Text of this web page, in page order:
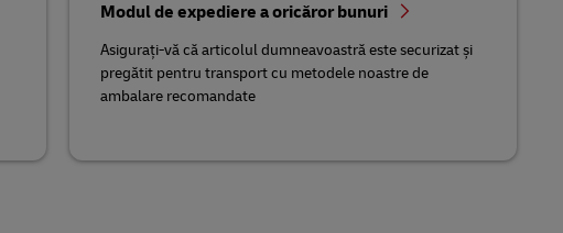
Modul de expediere a oricăror bunuri
Asigurați-vă că articolul dumneavoastră este securizat și
pregătit pentru transport cu metodele noastre de
ambalare recomandate